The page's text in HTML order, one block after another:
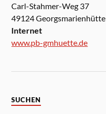
Carl-Stahmer-Weg 37
49124 Georgsmarienhütte
Internet
www.pb-gmhuette.de
SUCHEN